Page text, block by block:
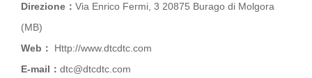
Direzione： Via Enrico Fermi, 3 20875 Burago di Molgora
(MB)
Web：
Http://www.dtcdtc.com
E-mail： dtc@dtcdtc.com